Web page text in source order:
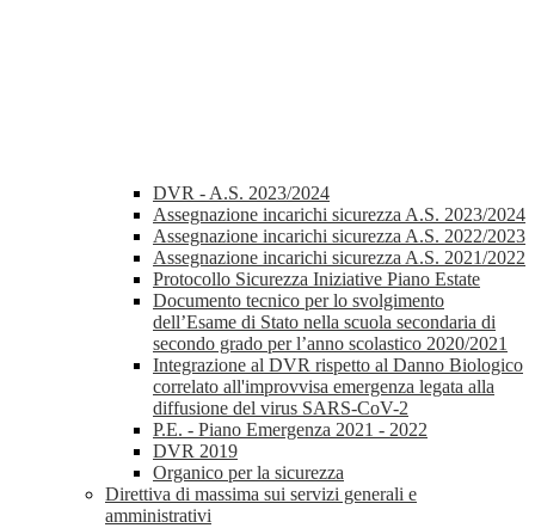
DVR - A.S. 2023/2024
Assegnazione incarichi sicurezza A.S. 2023/2024
Assegnazione incarichi sicurezza A.S. 2022/2023
Assegnazione incarichi sicurezza A.S. 2021/2022
Protocollo Sicurezza Iniziative Piano Estate
Documento tecnico per lo svolgimento
dell’Esame di Stato nella scuola secondaria di
secondo grado per l’anno scolastico 2020/2021
Integrazione al DVR rispetto al Danno Biologico
correlato all'improvvisa emergenza legata alla
diffusione del virus SARS-CoV-2
P.E. - Piano Emergenza 2021 - 2022
DVR 2019
Organico per la sicurezza
Direttiva di massima sui servizi generali e
amministrativi